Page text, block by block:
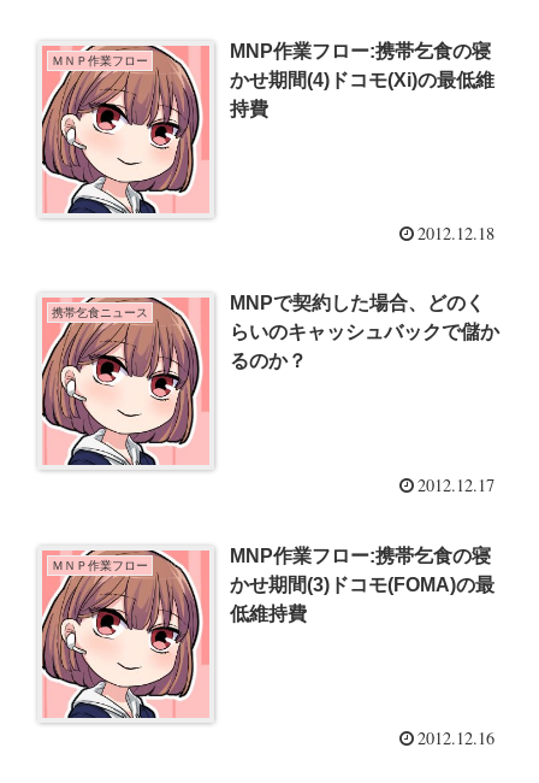
ＭＮＰ作業フロー
MNP作業フロー:携帯乞食の寝
かせ期間(4)ドコモ(Xi)の最低維
持費
2012.12.18
携帯乞食ニュース
MNPで契約した場合、どのく
らいのキャッシュバックで儲か
るのか？
2012.12.17
ＭＮＰ作業フロー
MNP作業フロー:携帯乞食の寝
かせ期間(3)ドコモ(FOMA)の最
低維持費
2012.12.16